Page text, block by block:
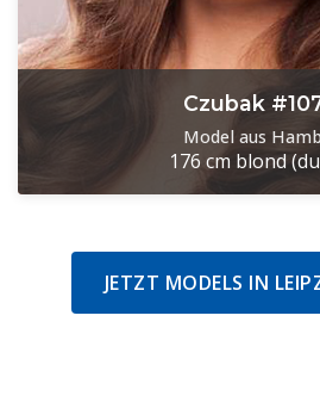
Czubak
Model aus
176 cm blond
JETZT MODELS IN